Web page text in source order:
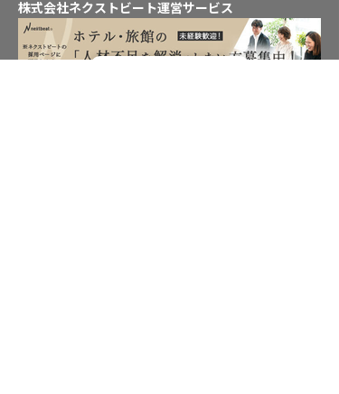
株式会社ネクストビート運営サービス